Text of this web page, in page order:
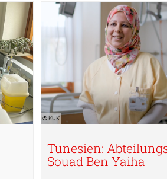
© KUK
Tunesien:
Souad Ben Yaiha